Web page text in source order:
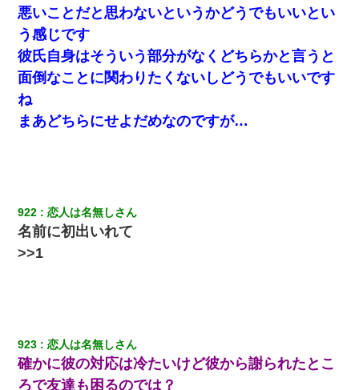
悪いことだと思わないというかどうでもいいとい
う感じです
彼氏自身はそういう部分がなくどちらかと言うと
面倒なことに関わりたくないしどうでもいいです
ね
まあどちらにせよだめなのですが…
922 恋人は名無しさん
名前に初出いれて
>>1
923 恋人は名無しさん
確かに彼の対応は冷たいけど彼から謝られたとこ
ろで友達も困るのでは？